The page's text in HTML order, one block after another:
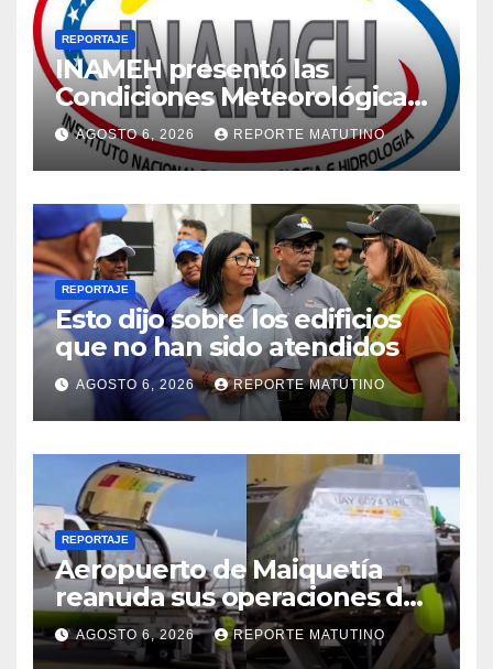
REPORTAJE
INAMEH presentó las
Condiciones Meteorológicas
para las próximas 24 horas,
de este jueves 6 de agosto
2026
AGOSTO 6, 2026 REPORTE MATUTINO
REPORTAJE
Esto dijo sobre los edificios
que no han sido atendidos
AGOSTO 6, 2026 REPORTE MATUTINO
REPORTAJE
Aeropuerto de Maiquetía
reanuda sus operaciones de
carga con primer vuelo
desde Panamá
AGOSTO 6, 2026 REPORTE MATUTINO